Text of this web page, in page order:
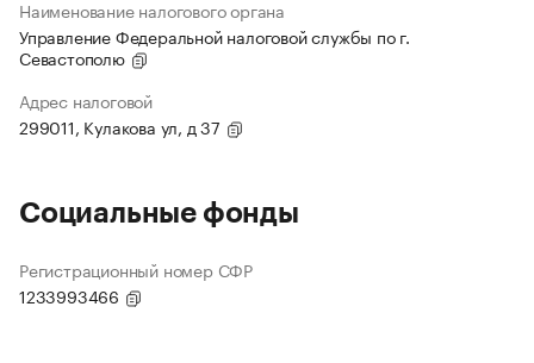
Наименование налогового органа
Управление Федеральной налоговой службы по г.
Севастополю
Адрес налоговой
299011, Кулакова ул, д 37
Социальные фонды
Регистрационный номер СФР
1233993466